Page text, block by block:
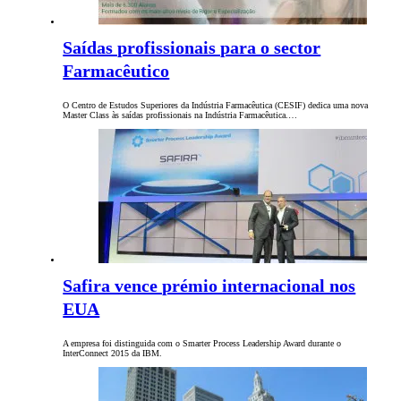
Saídas profissionais para o sector
Farmacêutico
O Centro de Estudos Superiores da Indústria Farmacêutica (CESIF) dedica uma nova
Master Class às saídas profissionais na Indústria Farmacêutica.…
Safira vence prémio internacional nos
EUA
A empresa foi distinguida com o Smarter Process Leadership Award durante o
InterConnect 2015 da IBM.